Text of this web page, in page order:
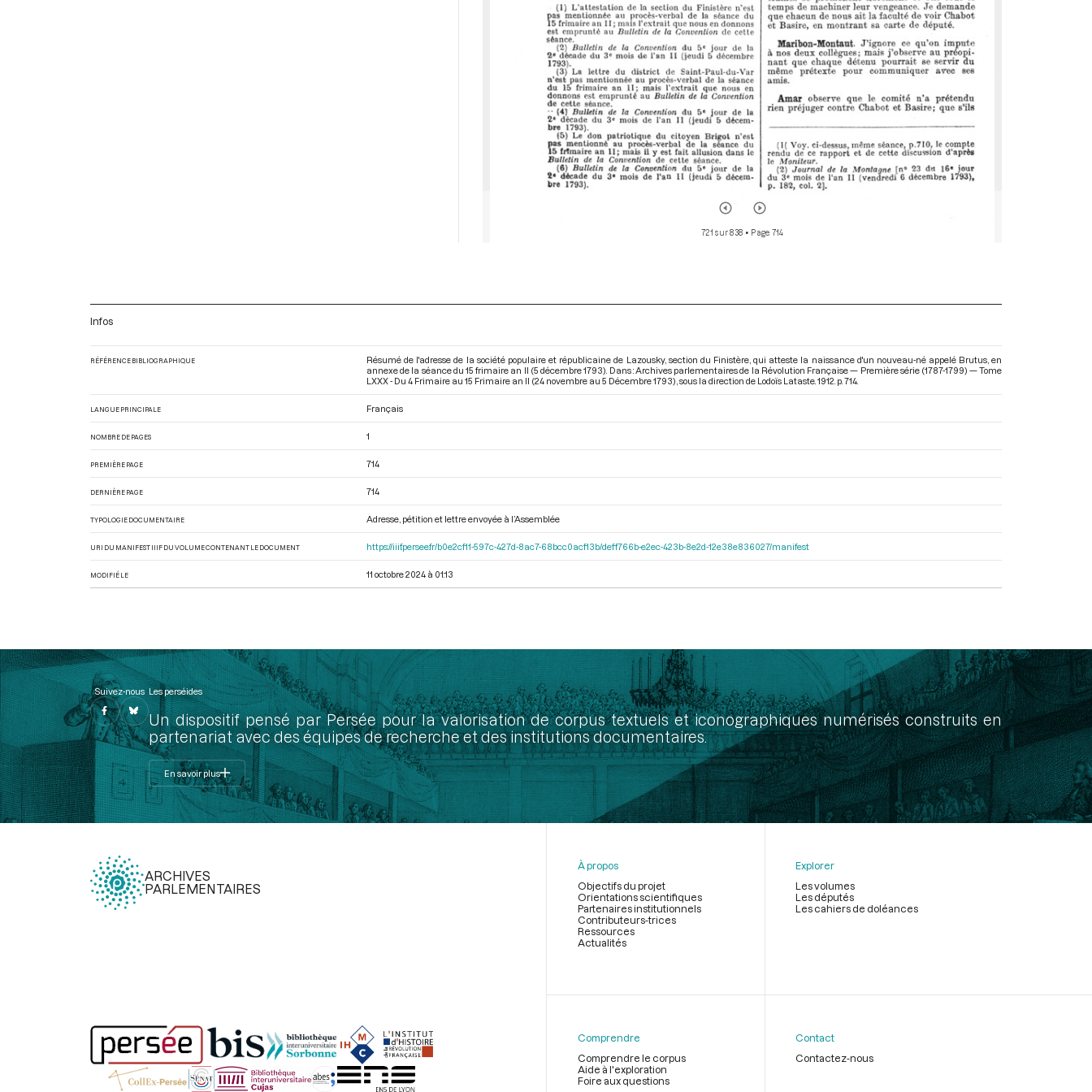
721 sur 838 • Page 714
Infos
RÉFÉRENCE BIBLIOGRAPHIQUE
Résumé de l'adresse de la société populaire et républicaine de Lazousky, section du Finistère, qui atteste la naissance d'un nouveau-né appelé Brutus, en
annexe de la séance du 15 frimaire an II (5 décembre 1793). Dans : Archives parlementaires de la Révolution Française — Première série (1787-1799) — Tome
LXXX - Du 4 Frimaire au 15 Frimaire an II (24 novembre au 5 Décembre 1793) , sous la direction de Lodoïs Lataste. 1912. p. 714.
LANGUE PRINCIPALE Français
NOMBRE DE PAGES 1
PREMIÈRE PAGE 714
DERNIÈRE PAGE 714
TYPOLOGIE DOCUMENTAIRE Adresse, pétition et lettre envoyée à l’Assemblée
URI DU MANIFEST IIIF DU VOLUME CONTENANT LE DOCUMENT https://iiif.persee.fr/b0e2cf11-597c-427d-8ac7-68bcc0acf13b/deff766b-e2ec-423b-8e2d-12e38e836027/manifest
MODIFIÉ LE 11 octobre 2024 à 01:13
Suivez-nous Les perséides
Un dispositif pensé par Persée pour la valorisation de corpus textuels et iconographiques numérisés construits en
partenariat avec des équipes de recherche et des institutions documentaires.
En savoir plus
ARCHIVES
PARLEMENTAIRES
page
À propos
Objectifs du projet
Orientations scientifiques
Partenaires institutionnels
Contributeurs-trices
Ressources
Actualités
Explorer
Les volumes
Les députés
Les cahiers de doléances
Comprendre
Comprendre le corpus
Aide à l'exploration
Foire aux questions
Contact
Contactez-nous